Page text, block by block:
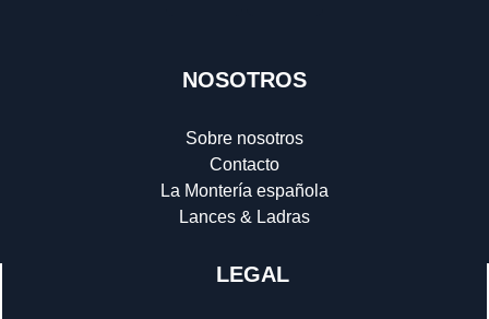
NOSOTROS
Sobre nosotros
Contacto
La Montería española
Lances & Ladras
LEGAL